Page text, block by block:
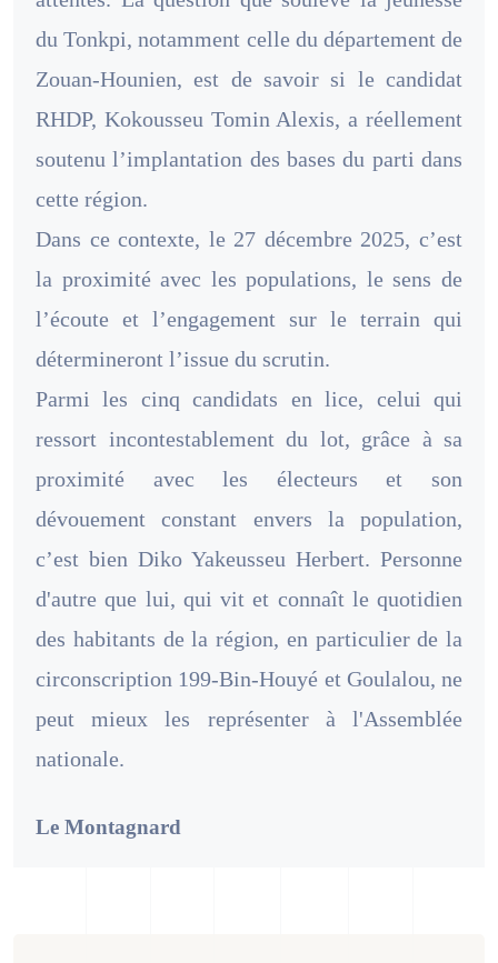
du Tonkpi, notamment celle du département de
Zouan-Hounien, est de savoir si le candidat
RHDP, Kokousseu Tomin Alexis, a réellement
soutenu l’implantation des bases du parti dans
cette région.
Dans ce contexte, le 27 décembre 2025, c’est
la proximité avec les populations, le sens de
l’écoute et l’engagement sur le terrain qui
détermineront l’issue du scrutin.
Parmi les cinq candidats en lice, celui qui
ressort incontestablement du lot, grâce à sa
proximité avec les électeurs et son
dévouement constant envers la population,
c’est bien Diko Yakeusseu Herbert. Personne
d'autre que lui, qui vit et connaît le quotidien
des habitants de la région, en particulier de la
circonscription 199-Bin-Houyé et Goulalou, ne
peut mieux les représenter à l'Assemblée
nationale.
Le Montagnard